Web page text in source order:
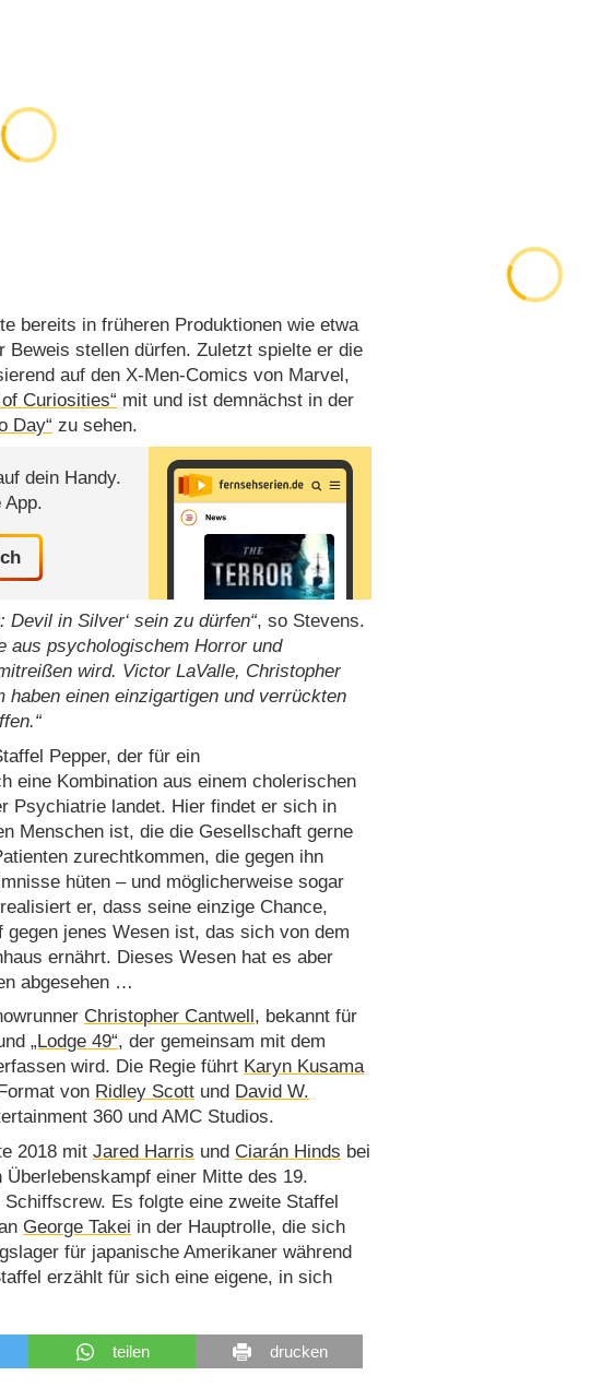
bereits in früheren Produktionen wie etwa
Beweis stellen dürfen. Zuletzt spielte er die
auf den X-Men-Comics von Marvel,
Curiosities“ mit und ist demnächst in der
Day“ zu sehen.
dein Handy.
App.
Devil in Silver‘ sein zu dürfen , so Stevens.
aus psychologischem Horror und
wird. Victor LaValle, Christopher
haben einen einzigartigen und verrückten
Pepper, der für ein
eine Kombination aus einem cholerischen
Psychiatrie landet. Hier findet er sich in
Menschen ist, die die Gesellschaft gerne
zurechtkommen, die gegen ihn
hüten – und möglicherweise sogar
er, dass seine einzige Chance,
jenes Wesen ist, das sich von dem
ernährt. Dieses Wesen hat es aber
abgesehen …
Christopher Cantwell, bekannt für
„Lodge 49“, der gemeinsam mit dem
wird. Die Regie führt Karyn Kusama
von Ridley Scott und David W.
360 und AMC Studios.
2018 mitJared Harris und Ciarán Hinds bei
einer Mitte des 19.
Es folgte eine zweite Staffel
George Takei in der Hauptrolle, die sich
für japanische Amerikaner während
erzählt für sich eine eigene, in sich
teilen drucken